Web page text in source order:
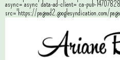
async='async' data-ad-client='ca-pub-
src='https://pagead2.googlesyndication.com/